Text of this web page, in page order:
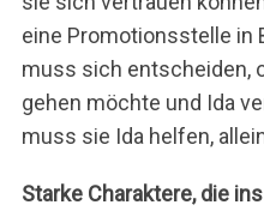
eine Promotionsstelle in
muss sich entscheiden,
gehen möchte und Ida
muss sie Ida helfen,
Starke Charaktere, die